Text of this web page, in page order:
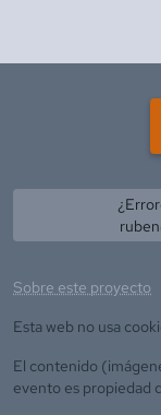
Sobre este proyecto
Esta web no usa
El contenido
evento es propiedad